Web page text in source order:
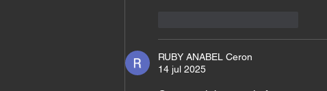
RUBY ANABEL Ceron
14 jul 2025